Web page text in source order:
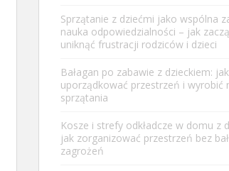
Sprzątanie z dziećmi jako wspólna
nauka odpowiedzialności – jak
uniknąć frustracji rodziców i dzieci
Bałagan po zabawie z dzieckiem:
uporządkować przestrzeń i wyrobić
sprzątania
Kosze i strefy odkładcze w domu z
jak zorganizować przestrzeń bez
zagrożeń